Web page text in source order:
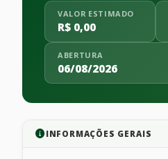
VALOR ESTIMADO
R$ 0,00
ABERTURA
06/08/2026
INFORMAÇÕES GERAIS